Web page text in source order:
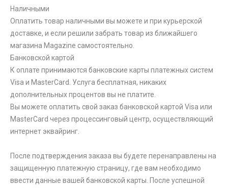
Наличными
Оплатить товар наличными вы можете и при курьерской
доставке, и если решили забрать товар из ближайшего
магазина Magazine самоcтоятельно.
Банковской картой
К оплате принимаются банковские карты платежных систем
Visa и MasterCard. Услуга бесплатная, никаких
дополнительных процентов вы не платите.
Вы можете оплатить свой заказ банковской картой Visa или
MasterCard через процессинговый центр, осуществляющий
интернет эквайринг.
После подтверждения заказа вы будете перенаправлены на
защищенную платежную страницу, где вам необходимо
ввести данные вашей банковской карты. После успешной